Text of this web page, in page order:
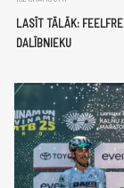
LASĪT TĀLĀK:
DALĪBNIEKU